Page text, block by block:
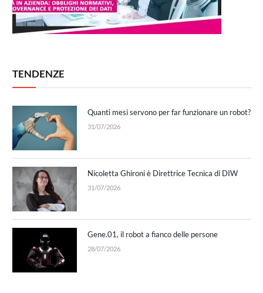
TENDENZE
Quanti mesi servono per far funzionare un robot?
31/07/2026
Nicoletta Ghironi è Direttrice Tecnica di DIW
31/07/2026
Gene.01, il robot a fianco delle persone
28/07/2026